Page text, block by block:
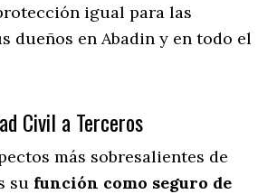
igual para las
dueños en Abadin y en todo el
Civil a Terceros
más sobresalientes de
su función como seguro de